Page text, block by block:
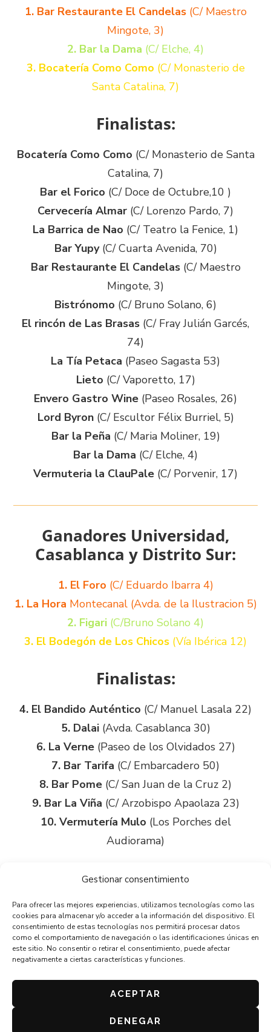
Gestionar consentimiento
Para ofrecer las mejores experiencias, utilizamos tecnologías como las
cookies para almacenar y/o acceder a la información del dispositivo. El
consentimiento de estas tecnologías nos permitirá procesar datos
como el comportamiento de navegación o las identificaciones únicas en
este sitio. No consentir o retirar el consentimiento, puede afectar
negativamente a ciertas características y funciones.
ACEPTAR
DENEGAR
1. Bar Restaurante El Candelas(C/ Maestro
Mingote, 3)
2. Bar la Dama (C/ Elche, 4)
3. Bocatería Como Como (C/ Monasterio de
Santa Catalina, 7)
Finalistas:
Bocatería Como Como (C/ Monasterio de Santa
Catalina, 7)
Bar el Forico (C/ Doce de Octubre,10 )
Cervecería Almar (C/ Lorenzo Pardo, 7)
La Barrica de Nao (C/ Teatro la Fenice, 1)
Bar Yupy(C/ Cuarta Avenida, 70)
Bar Restaurante El Candelas(C/ Maestro
Mingote, 3)
Bistrónomo (C/ Bruno Solano, 6)
El rincón de Las Brasas (C/ Fray Julián Garcés,
74)
La Tía Petaca (Paseo Sagasta 53)
Lieto (C/ Vaporetto, 17)
Envero Gastro Wine (Paseo Rosales, 26)
Lord Byron(C/ Escultor Félix Burriel, 5)
Bar la Peña (C/ Maria Moliner, 19)
Bar la Dama (C/ Elche, 4)
Vermuteria la ClauPale (C/ Porvenir, 17)
Ganadores Universidad,
Casablanca y Distrito Sur:
1. El Foro (C/ Eduardo Ibarra 4)
1. La Hora Montecanal (Avda. de la Ilustracion 5)
2. Figari (C/Bruno Solano 4)
3. El Bodegón de Los Chicos (Vía Ibérica 12)
Finalistas:
4. El Bandido Auténtico (C/ Manuel Lasala 22)
5. Dalai(Avda. Casablanca 30)
6. La Verne(Paseo de los Olvidados 27)
7. Bar Tarifa (C/ Embarcadero 50)
8. Bar Pome (C/ San Juan de la Cruz 2)
9. Bar La Viña (C/ Arzobispo Apaolaza 23)
10. Vermutería Mulo (Los Porches del
Audiorama)
ORGANIZA: ASOCIACIÓN DE CAFÉS Y BARES DE
BASES DEL CONCURSO 2026